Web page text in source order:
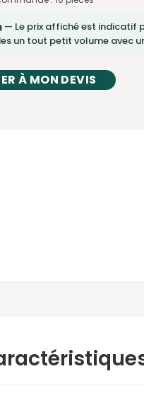
— Le prix affiché est indicatif
un tout petit volume avec
À MON DEVIS